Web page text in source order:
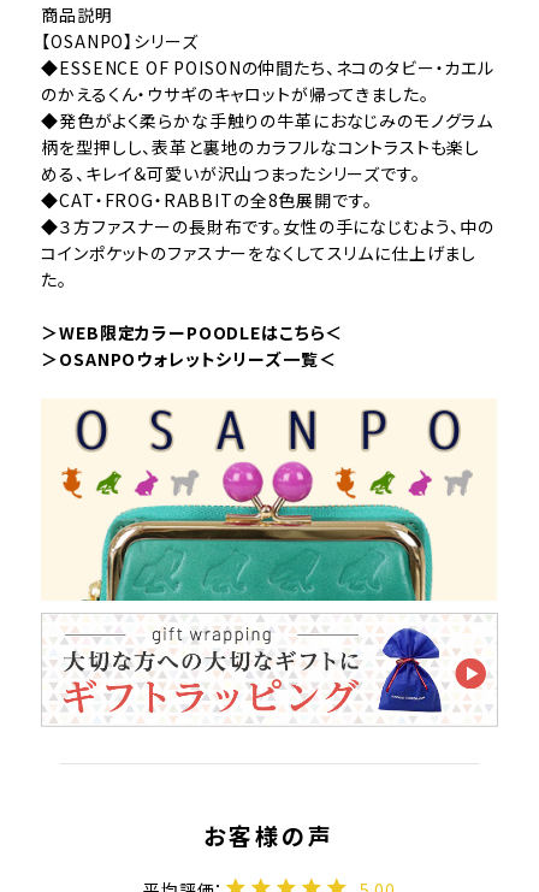
商品説明
【OSANPO】シリーズ
◆ESSENCE OF POISONの仲間たち、ネコのタビー・カエル
のかえるくん・ウサギのキャロットが帰ってきました。
◆発色がよく柔らかな手触りの牛革におなじみのモノグラム
柄を型押しし、表革と裏地のカラフルなコントラストも楽し
める、キレイ＆可愛いが沢山つまったシリーズです。
◆CAT・FROG・RABBITの全8色展開です。
◆３方ファスナーの長財布です。女性の手になじむよう、中の
コインポケットのファスナーをなくしてスリムに仕上げまし
た。
＞WEB限定カラーPOODLEはこちら＜
＞OSANPOウォレットシリーズ一覧＜